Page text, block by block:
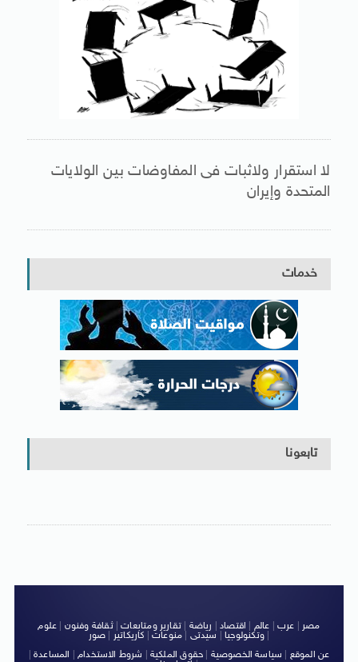
لا استقرار ولاثبات فى المفاوضات بين الولايات
المتحدة وإيران
خدمات
تابعونا
مصر عرب عالم اقتصاد رياضة |تقارير ومتابعات|ثقافة وفنون
علوم
وتكنولوجيا| سيدتى منوعات كاريكاتير صور
|
عن الموقع
سياسة الخصوصية حقوق الملكية شروط الاستخدام| المساعدة|